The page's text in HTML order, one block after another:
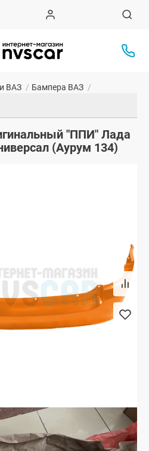
ВАЗ / Бампера ВАЗ /
"ППИ" Лада
(Аурум 134)